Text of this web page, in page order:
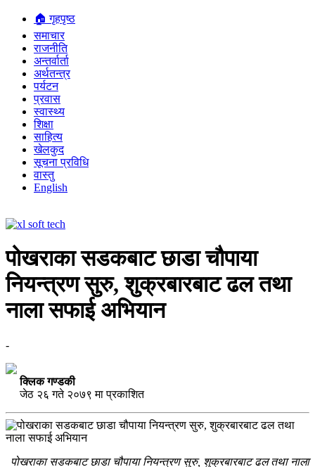
🏠 गृहपृष्ठ
समाचार
राजनीति
अन्तर्वार्ता
अर्थतन्त्र
पर्यटन
प्रवास
स्वास्थ्य
शिक्षा
साहित्य
खेलकुद
सूचना प्रविधि
वास्तु
English
पोखराका सडकबाट छाडा चौपाया
नियन्त्रण सुरु, शुक्रबारबाट ढल तथा
नाला सफाई अभियान
-
क्लिक गण्डकी
जेठ २६ गते २०७९ मा प्रकाशित
पोखराका सडकबाट छाडा चौपाया नियन्त्रण सुरु, शुक्रबारबाट ढल तथा नाला